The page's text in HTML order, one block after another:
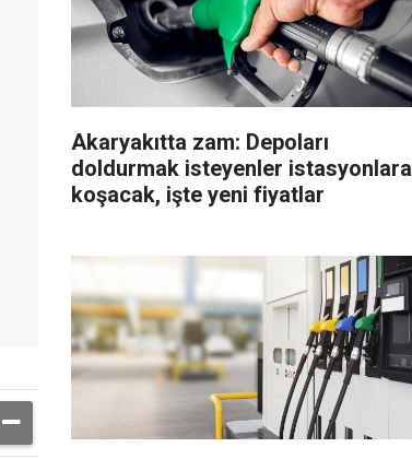
Akaryakıtta zam: Depoları
doldurmak isteyenler istasyonlara
koşacak, işte yeni fiyatlar